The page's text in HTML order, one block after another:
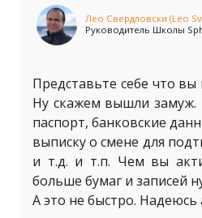
Лео Свердловски (Leo
Руководитель Школы
Представьте себе что
Ну скажем вышли
паспорт, банковские
выписку о смене для
и т.д. и т.п. Чем вы
больше бумаг и записей
А это не быстро. Надеюсь